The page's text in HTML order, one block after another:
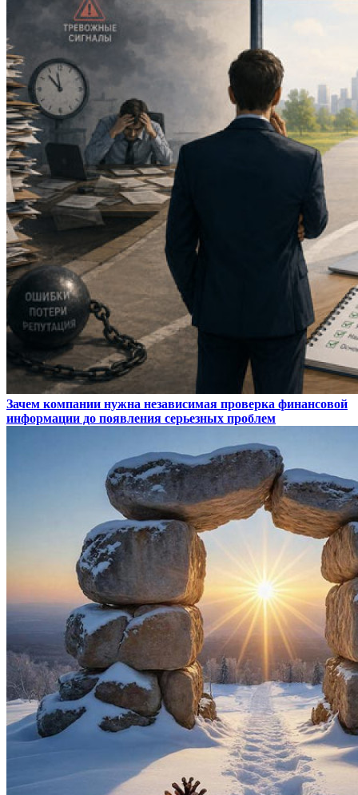
Зачем компании нужна независимая проверка финансовой
информации до появления серьезных проблем